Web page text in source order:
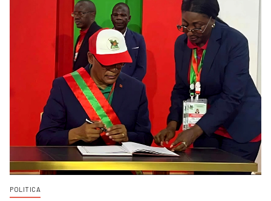
POLITICA